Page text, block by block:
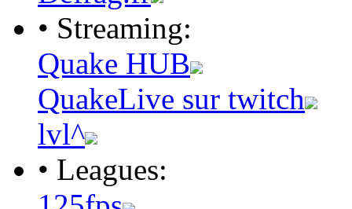
• Streaming:
Quake HUB
QuakeLive sur twitch
lvl^
• Leagues: